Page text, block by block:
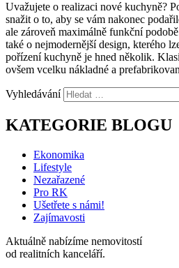
Uvažujete o realizaci nové kuchyně?
snažit o to, aby se vám nakonec
ale zároveň maximálně funkční
také o nejmodernější design, kterého
pořízení kuchyně je hned několik.
ovšem vcelku nákladné a
Vyhledávání
KATEGORIE BLOGU
Ekonomika
Lifestyle
Nezařazené
Pro RK
Ušetřete s námi!
Zajímavosti
Aktuálně nabízíme nemovitostí
od realitních kanceláří.